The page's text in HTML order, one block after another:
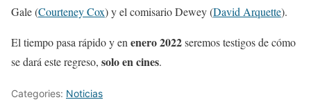
Gale (Courteney Cox) y el comisario Dewey (David Arquette).
El tiempo pasa rápido y en enero 2022seremos testigos de cómo
se dará este regreso, solo en cines.
Categories: Noticias